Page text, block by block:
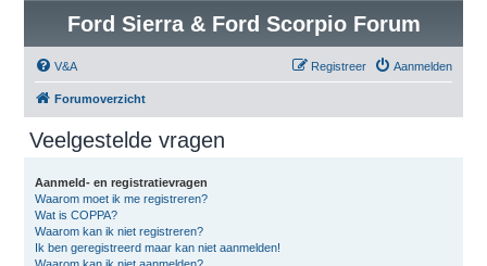
Ford Sierra & Ford Scorpio Forum
V&A Aanmelden
Registreer
Forumoverzicht
Veelgestelde vragen
Aanmeld- en registratievragen
Waarom moet ik me registreren?
Wat is COPPA?
Waarom kan ik niet registreren?
Ik ben geregistreerd maar kan niet aanmelden!